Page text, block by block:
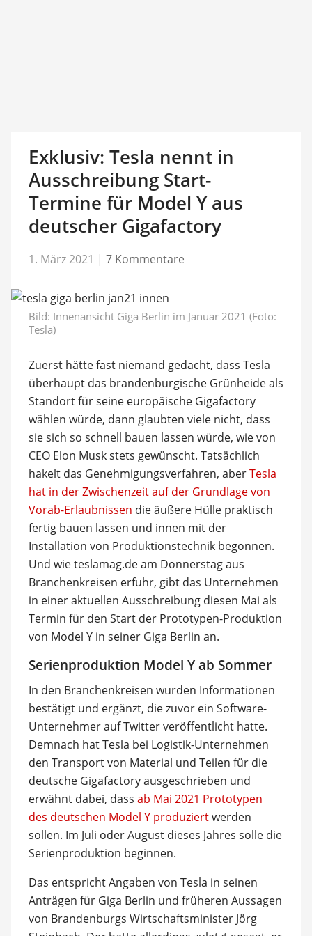
Exklusiv: Tesla nennt in
Ausschreibung Start-
Termine für Model Y aus
deutscher Gigafactory
1. März 2021 | 7 Kommentare
Bild: Innenansicht Giga Berlin im Januar 2021 (Foto:
Tesla)
Zuerst hätte fast niemand gedacht, dass Tesla
überhaupt das brandenburgische Grünheide als
Standort für seine europäische Gigafactory
wählen würde, dann glaubten viele nicht, dass
sie sich so schnell bauen lassen würde, wie von
CEO Elon Musk stets gewünscht. Tatsächlich
hakelt das Genehmigungsverfahren, aberTesla
hat in der Zwischenzeit auf der Grundlage von
Vorab-Erlaubnissen die äußere Hülle praktisch
fertig bauen lassen und innen mit der
Installation von Produktionstechnik begonnen.
Und wie teslamag.de am Donnerstag aus
Branchenkreisen erfuhr, gibt das Unternehmen
in einer aktuellen Ausschreibung diesen Mai als
Termin für den Start der Prototypen-Produktion
von Model Y in seiner Giga Berlin an.
Serienproduktion Model Y ab Sommer
In den Branchenkreisen wurden Informationen
bestätigt und ergänzt, die zuvor ein Software-
Unternehmer auf Twitter veröffentlicht hatte.
Demnach hat Tesla bei Logistik-Unternehmen
den Transport von Material und Teilen für die
deutsche Gigafactory ausgeschrieben und
erwähnt dabei, dass ab Mai 2021 Prototypen
des deutschen Model Y produziertwerden
sollen. Im Juli oder August dieses Jahres solle die
Serienproduktion beginnen.
Das entspricht Angaben von Tesla in seinen
Anträgen für Giga Berlin und früheren Aussagen
von Brandenburgs Wirtschaftsminister Jörg